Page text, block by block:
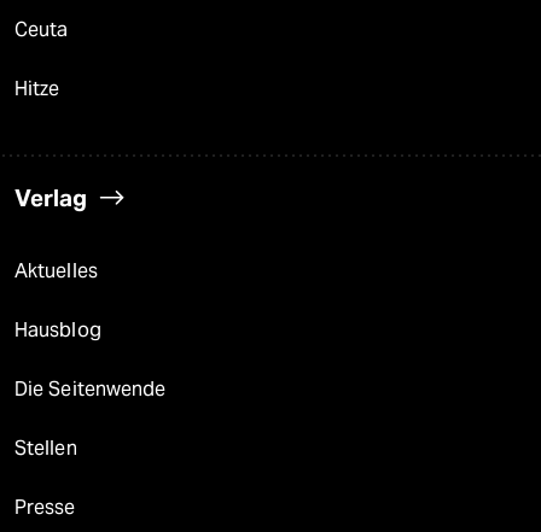
Ceuta
Hitze
Verlag
Aktuelles
Hausblog
Die Seitenwende
Stellen
Presse